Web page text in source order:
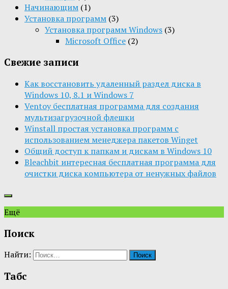
Начинающим (1)
Установка программ (3)
Установка программ Windows (3)
Microsoft Office (2)
Свежие записи
Как восстановить удаленный раздел диска в
Windows 10, 8.1 и Windows 7
Ventoy бесплатная программа для создания
мультизагрузочной флешки
Winstall простая установка программ с
использованием менеджера пакетов Winget
Общий доступ к папкам и дискам в Windows 10
Bleachbit интересная бесплатная программа для
очистки диска компьютера от ненужных файлов
Ещё
Поиск
Найти:
Табс